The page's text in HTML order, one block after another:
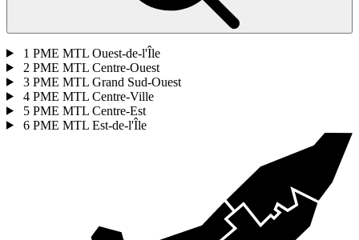
1 PME MTL Ouest-de-l'Île
2 PME MTL Centre-Ouest
3 PME MTL Grand Sud-Ouest
4 PME MTL Centre-Ville
5 PME MTL Centre-Est
6 PME MTL Est-de-l'Île